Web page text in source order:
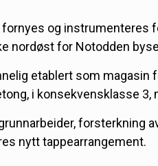
fornyes og instrumenteres
nordøst for Notodden
etablert som magasin
i konsekvensklasse 3,
forsterkning
nytt tappearrangement.